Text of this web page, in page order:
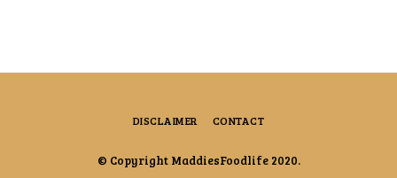
DISCLAIMER CONTACT
© Copyright MaddiesFoodlife 2020.